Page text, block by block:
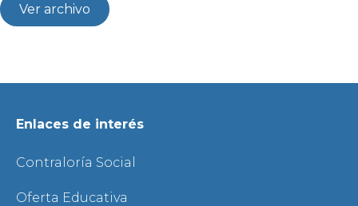
Ver archivo
Enlaces de interés
Contraloría Social
Oferta Educativa